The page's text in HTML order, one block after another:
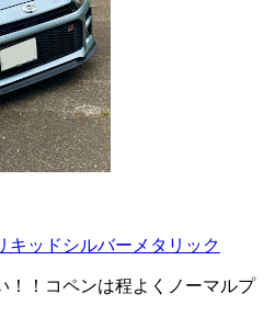
キッドシルバーメタリック
！！コペンは程よくノーマルプ